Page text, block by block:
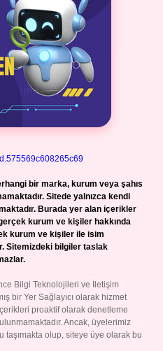
bir marka, kurum veya şahıs
Sitede yalnızca kendi
Burada yer alan içerikler
kurum ve kişiler hakkında
kurum ve kişiler ile isim
Sitemizdeki bilgiler taslak
Bilgi Teknolojileri ve İletişim
bir Yer Sağlayıcı olarak hizmet
proaktif olarak denetleme
Ancak, üyelerimiz
taşımakta olup, siteye üye olarak bu